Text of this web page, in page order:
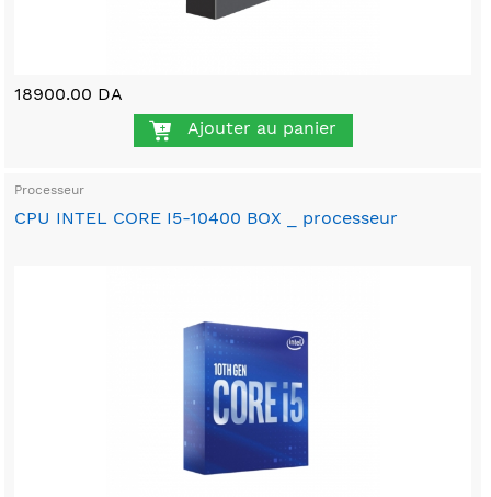
18900.00 DA
Ajouter au panier
Processeur
CPU INTEL CORE I5-10400 BOX _ processeur